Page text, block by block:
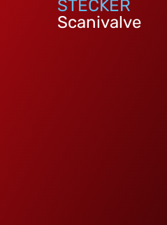
STECKER
Scanivalve